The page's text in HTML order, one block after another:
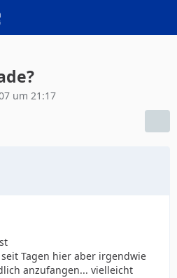
um 21:17
Tagen hier aber irgendwie
anzufangen... vielleicht